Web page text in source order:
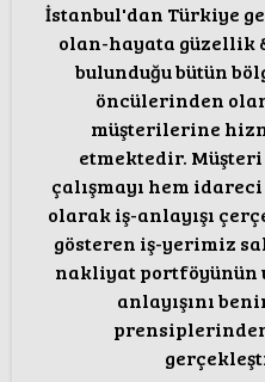
İstanbul'dan Türkiye
olan-hayata güzellik
bulunduğu bütün
öncülerinden
müşterilerine
etmektedir.
çalışmayı hem
olarak iş-anlayışı
gösteren iş-yerimiz
nakliyat portföyünün
anlayışını